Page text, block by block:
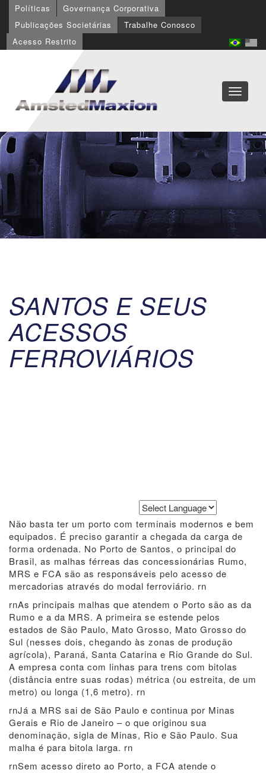
Políticas
Governança Corporativa
Publicações Societárias
Trabalhe Conosco
Acesso Restrito
SANTOS E SEUS
ACESSOS
FERROVIÁRIOS
Powered by Translate
Não basta ter um porto com terminais modernos e bem
equipados. É preciso garantir a chegada da carga de
forma ordenada. No Porto de Santos, o principal do
Brasil, as malhas férreas das concessionárias Rumo,
MRS e FCA são as responsáveis pelo acesso de
mercadorias através do modal ferroviário. rn
rnAs principais malhas que atendem o Porto são as da
Rumo e a da MRS. A primeira se estende pelos
estados de São Paulo, Mato Grosso, Mato Grosso do
Sul (nesses dois, chegando às zonas de produção
agrícola), Paraná, Santa Catarina e Rio Grande do Sul.
A empresa conta com linhas para trens com bitolas
(distância entre suas rodas) métrica (ou estreita, de um
metro) ou longa (1,6 metro). rn
rnJá a MRS sai de São Paulo e continua por Minas
Gerais e Rio de Janeiro – o que originou sua
denominação, sigla de Minas, Rio e São Paulo. Sua
malha é para bitola larga. rn
rnSem acesso direto ao Porto, a FCA atende o